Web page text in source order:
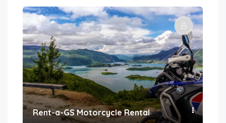
Rent-a-GS Motorcycle Rental